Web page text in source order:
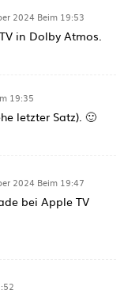
2024 Beim 19:53
in Dolby Atmos.
19:35
letzter Satz). 🙂
2024 Beim 19:47
bei Apple TV